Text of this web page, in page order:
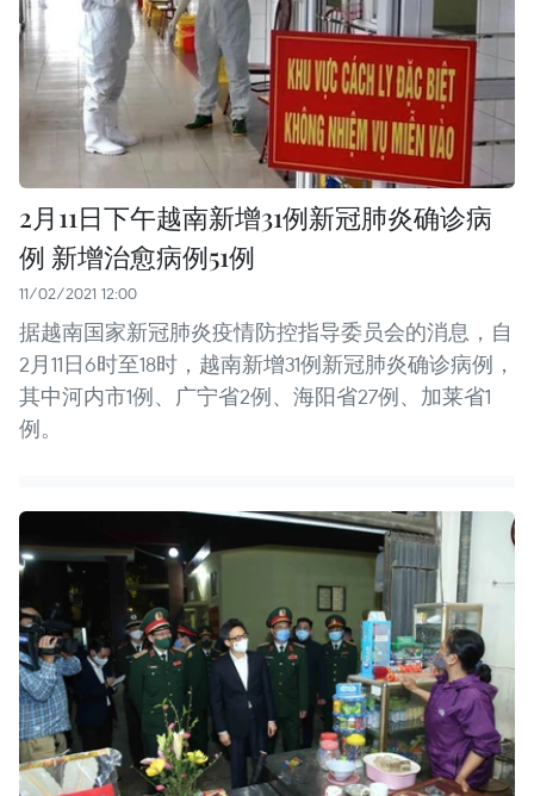
2月11日下午越南新增31例新冠肺炎确诊病
例 新增治愈病例51例
11/02/2021 12:00
据越南国家新冠肺炎疫情防控指导委员会的消息，自
2月11日6时至18时，越南新增31例新冠肺炎确诊病例，
其中河内市1例、广宁省2例、海阳省27例、加莱省1
例。